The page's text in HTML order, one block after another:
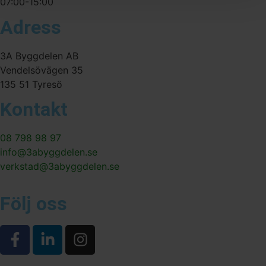
Adress
3A Byggdelen AB
Vendelsövägen 35
135 51 Tyresö
Kontakt
08 798 98 97
info@3abyggdelen.se
verkstad@3abyggdelen.se
Följ oss